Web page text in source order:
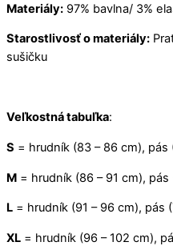
Materiály: 97% bavlna/ 3%
Starostlivosť o materiály:
sušičku
Veľkostná tabuľka:
S = hrudník (83 – 86 cm),
M = hrudník (86 – 91 cm),
L = hrudník (91 – 96 cm), pás
XL = hrudník (96 – 102 cm),